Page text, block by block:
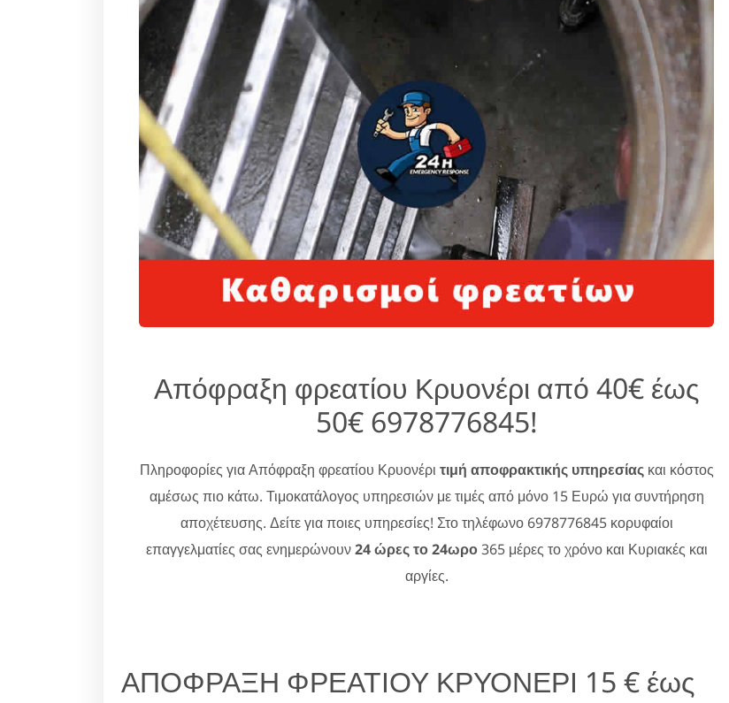
Απόφραξη φρεατίου Κρυονέρι από 40€ έως
50€ 6978776845!
Πληροφορίες για Απόφραξη φρεατίου Κρυονέρι τιμή αποφρακτικής υπηρεσίαςκαι κόστος
αμέσως πιο κάτω. Τιμοκατάλογος υπηρεσιών με τιμές από μόνο 15 Ευρώ για συντήρηση
αποχέτευσης. Δείτε για ποιες υπηρεσίες! Στο τηλέφωνο 6978776845 κορυφαίοι
επαγγελματίες σας ενημερώνουν24 ώρες το 24ωρο365 μέρες το χρόνο και Κυριακές και
αργίες.
ΑΠΟΦΡΑΞΗ ΦΡΕΑΤΙΟΥ ΚΡΥΟΝΕΡΙ 15 € έως